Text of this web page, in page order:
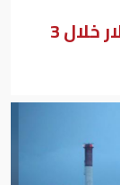
ديا الألمانية تضخ نصف مليار دولار خلال 3